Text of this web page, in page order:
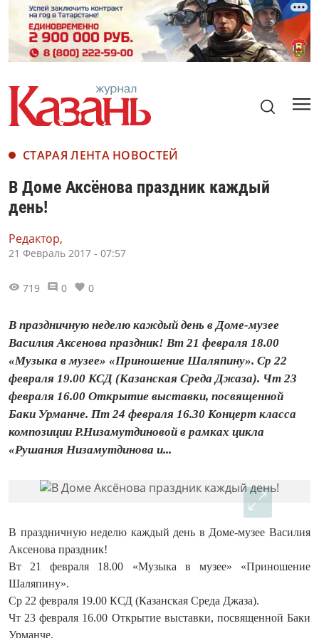
СТАРАЯ ЛЕНТА НОВОСТЕЙ
В Доме Аксёнова праздник каждый
день!
Редактор,
21 Февраль 2017 - 07:57
719 0 0
В праздничную неделю каждый день в Доме-музее
Василия Аксенова праздник! Вт 21 февраля 18.00
«Музыка в музее» «Приношение Шаляпину». Ср 22
февраля 19.00 КСД (Казанская Среда Джаза). Чт 23
февраля 16.00 Открытие выставки, посвященной
Баки Урманче. Пт 24 февраля 16.30 Концерт класса
композиции Р.Низамутдиновой в рамках цикла
«Рушания Низамутдинова и...
В праздничную неделю каждый день в Доме-музее Василия
Аксенова праздник!
Вт 21 февраля 18.00 «Музыка в музее» «Приношение
Шаляпину».
Ср 22 февраля 19.00 КСД (Казанская Среда Джаза).
Чт 23 февраля 16.00 Открытие выставки, посвященной Баки
Урманче.